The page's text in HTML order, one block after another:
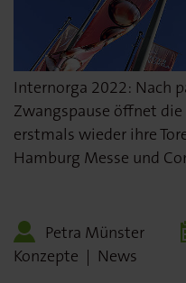
Internorga 2022: Nach
Zwangspause öffnet
erstmals wieder ihre
Hamburg Messe und
Petra Münster
Konzepte | News